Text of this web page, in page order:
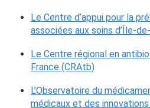
Le Centre d’appui pour la
associées aux soins d’Île-
Le Centre régional en
France (CRAtb)
L’Observatoire du
médicaux et des